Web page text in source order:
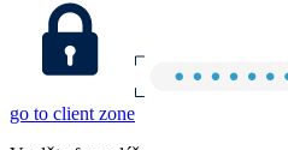
go to client zone